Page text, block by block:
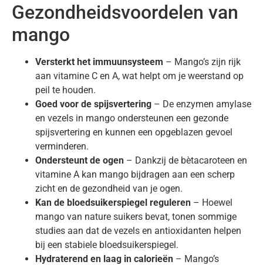
Gezondheidsvoordelen van
mango
Versterkt het immuunsysteem – Mango’s zijn rijk
aan vitamine C en A, wat helpt om je weerstand op
peil te houden.
Goed voor de spijsvertering – De enzymen amylase
en vezels in mango ondersteunen een gezonde
spijsvertering en kunnen een opgeblazen gevoel
verminderen.
Ondersteunt de ogen – Dankzij de bètacaroteen en
vitamine A kan mango bijdragen aan een scherp
zicht en de gezondheid van je ogen.
Kan de bloedsuikerspiegel reguleren – Hoewel
mango van nature suikers bevat, tonen sommige
studies aan dat de vezels en antioxidanten helpen
bij een stabiele bloedsuikerspiegel.
Hydraterend en laag in calorieën – Mango’s